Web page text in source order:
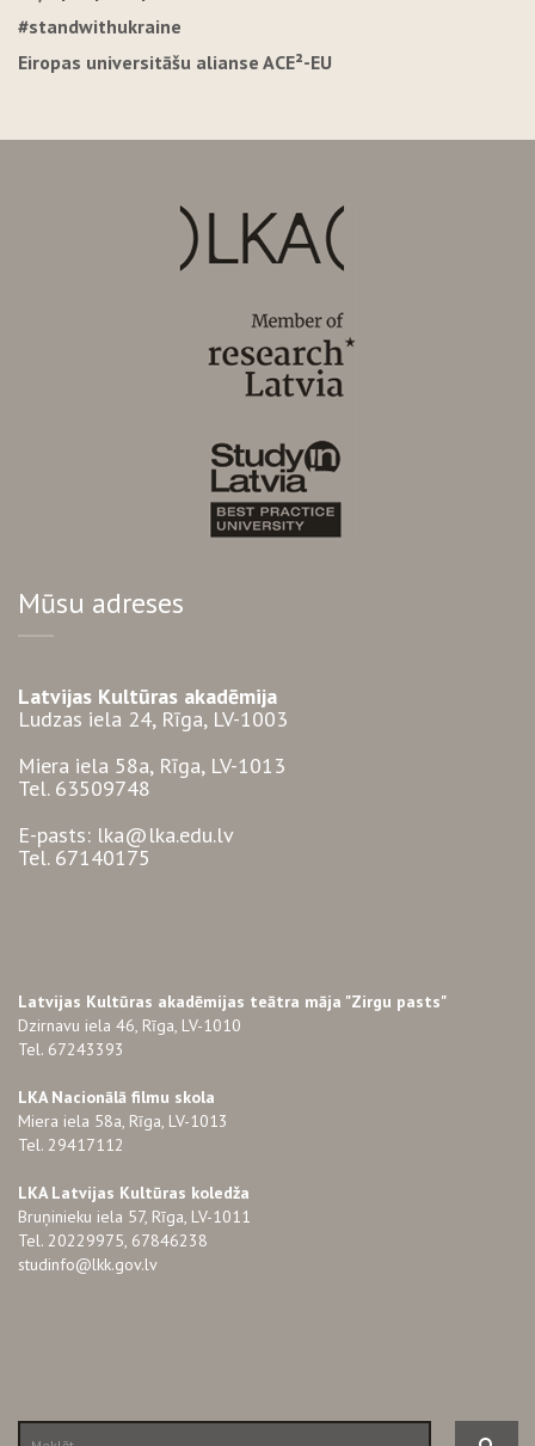
#standwithukraine
Eiropas universitāšu alianse ACE²-EU
Mūsu adreses
Latvijas Kultūras akadēmija
Ludzas iela 24, Rīga, LV-1003
Miera iela 58a, Rīga, LV-1013
Tel. 63509748
E-pasts: lka@lka.edu.lv
Tel. 67140175
Latvijas Kultūras akadēmijas teātra māja "Zirgu pasts"
Dzirnavu iela 46, Rīga, LV-1010
Tel. 67243393
LKA Nacionālā filmu skola
Miera iela 58a, Rīga, LV-1013
Tel. 29417112
LKA Latvijas Kultūras koledža
Bruņinieku iela 57, Rīga, LV-1011
Tel. 20229975, 67846238
studinfo@lkk.gov.lv